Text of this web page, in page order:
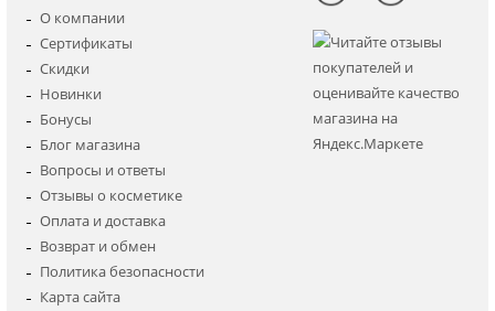
Для глаз
Для тела
Наборы
Детская
Регистрация
О компании
Сертификаты
Скидки
Новинки
Бонусы
Блог магазина
Вопросы и ответы
Отзывы о косметике
Оплата и доставка
Возврат и обмен
Политика безопасности
Карта сайта